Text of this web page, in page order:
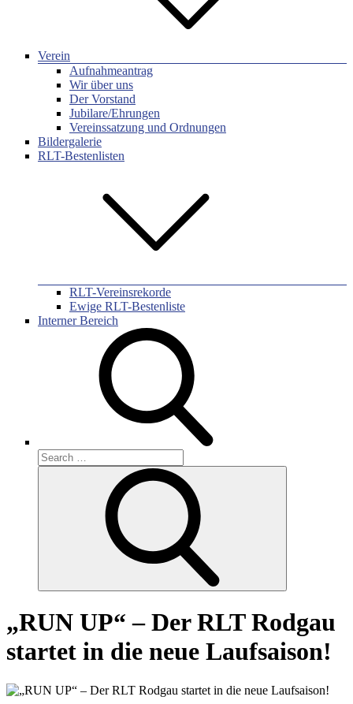
Verein
Aufnahmeantrag
Wir über uns
Der Vorstand
Jubilare/Ehrungen
Vereinssatzung und Ordnungen
Bildergalerie
RLT-Bestenlisten
RLT-Vereinsrekorde
Ewige RLT-Bestenliste
Interner Bereich
Search
for:
„RUN UP“ – Der RLT Rodgau
startet in die neue Laufsaison!